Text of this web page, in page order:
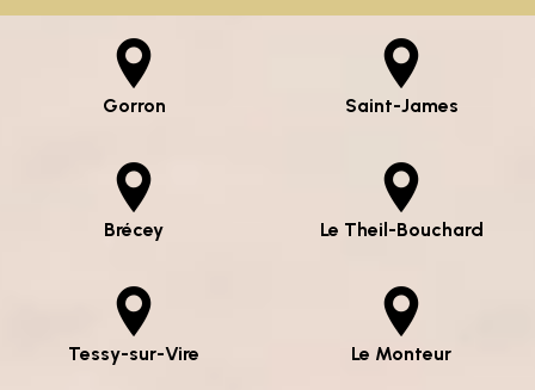
Gorron Saint-James
Brécey Le Theil-Bouchard
Tessy-sur-Vire Le Monteur